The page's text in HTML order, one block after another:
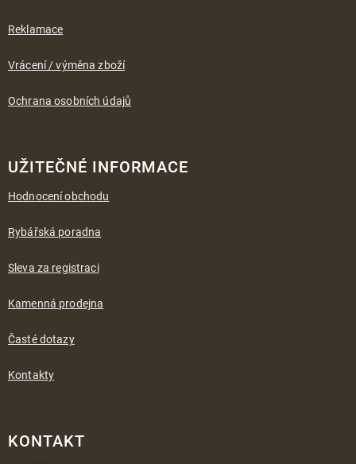
Reklamace
Vrácení / výměna zboží
Ochrana osobních údajů
UŽITEČNÉ INFORMACE
Hodnocení obchodu
Rybářská poradna
Sleva za registraci
Kamenná prodejna
Časté dotazy
Kontakty
KONTAKT